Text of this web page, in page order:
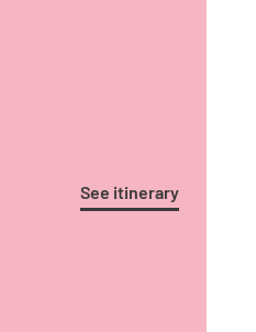
See itinerary